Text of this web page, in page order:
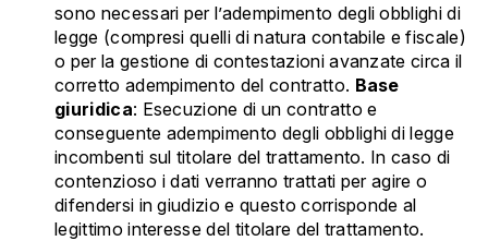
sono necessari per l’adempimento degli obblighi di
legge (compresi quelli di natura contabile e fiscale)
o per la gestione di contestazioni avanzate circa il
corretto adempimento del contratto. Base
giuridica: Esecuzione di un contratto e
conseguente adempimento degli obblighi di legge
incombenti sul titolare del trattamento. In caso di
contenzioso i dati verranno trattati per agire o
difendersi in giudizio e questo corrisponde al
legittimo interesse del titolare del trattamento.